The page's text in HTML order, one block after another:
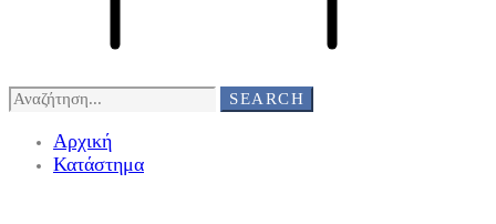
Search
SEARCH
Αρχική
Κατάστημα